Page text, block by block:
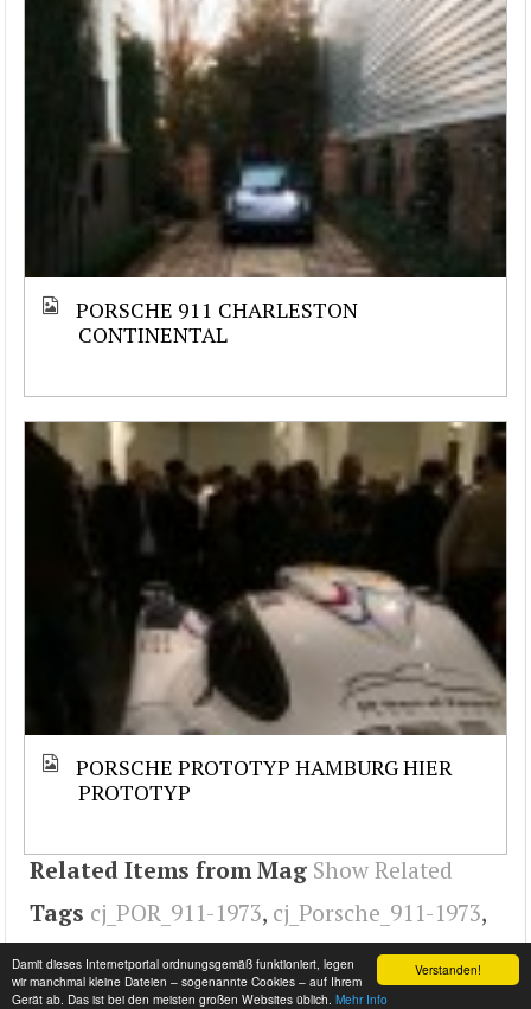
Verstanden!
Damit dieses Internetportal ordnungsgemäß funktioniert, legen
wir manchmal kleine Dateien – sogenannte Cookies – auf Ihrem
Gerät ab. Das ist bei den meisten großen Websites üblich. Mehr Info
PORSCHE 911 CHARLESTON
CONTINENTAL
PORSCHE PROTOTYP HAMBURG HIER
PROTOTYP
Related Items from Mag Show Related
Tags cj_POR_911-1973, cj_Porsche_911-1973,
cj_POR_911,cj_Porsche_911, Porsche